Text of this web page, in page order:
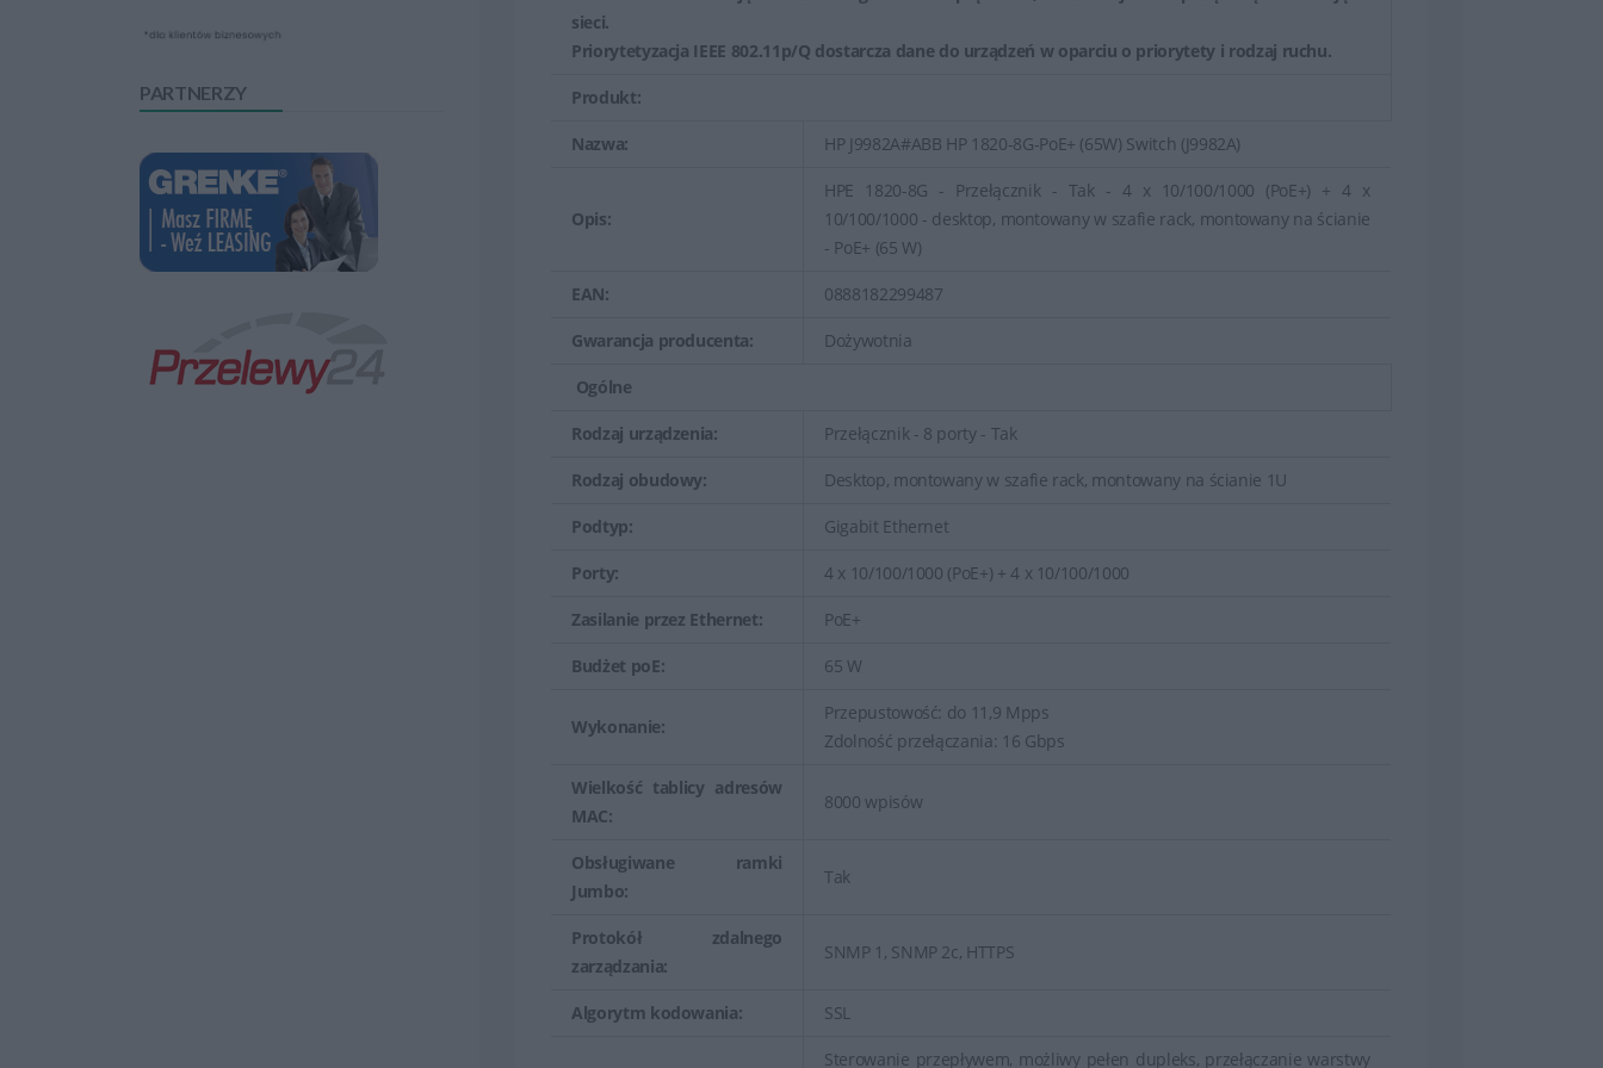
PARTNERZY
sieci.
Priorytetyzacja IEEE 802.11p/Q dostarcza dane do urządzeń w oparciu o priorytety i rodzaj ruchu.
Produkt:
Nazwa: HP J9982A#ABB HP 1820-8G-PoE+ (65W) Switch (J9982A)
Opis:
HPE 1820-8G - Przełącznik - Tak - 4 x 10/100/1000 (PoE+) + 4 x
10/100/1000 - desktop, montowany w szafie rack, montowany na ścianie
- PoE+ (65 W)
EAN: 0888182299487
Gwarancja producenta: Dożywotnia
Ogólne
Rodzaj urządzenia: Przełącznik - 8 porty - Tak
Rodzaj obudowy: Desktop, montowany w szafie rack, montowany na ścianie 1U
Podtyp: Gigabit Ethernet
Porty: 4 x 10/100/1000 (PoE+) + 4 x 10/100/1000
Zasilanie przez Ethernet: PoE+
Budżet poE: 65 W
Wykonanie:
Przepustowość: do 11,9 Mpps
Zdolność przełączania: 16 Gbps
Wielkość tablicy adresów
MAC:
8000 wpisów
Obsługiwane ramki
Jumbo:
Tak
Protokół zdalnego
zarządzania:
SNMP 1, SNMP 2c, HTTPS
Algorytm kodowania: SSL
Sterowanie przepływem, możliwy pełen dupleks, przełączanie warstwy